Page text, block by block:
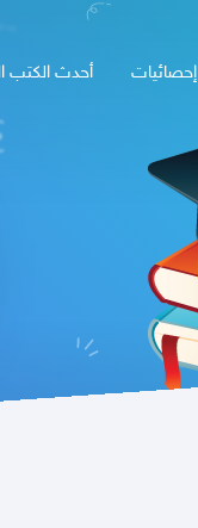
أحدث الكتب إحصائيات